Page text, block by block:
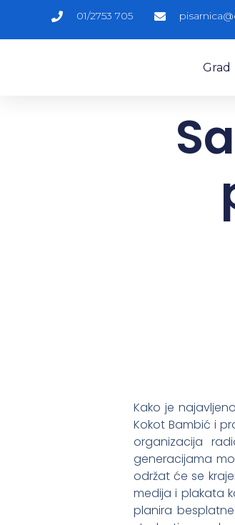
01/2753 705
Grad
Kako je
Kokot Bambić i
organizacija
generacijama
održat će se
medija i plakata
planira